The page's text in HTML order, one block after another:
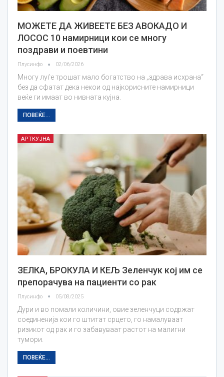
МОЖЕТЕ ДА ЖИВЕЕТЕ БЕЗ АВОКАДО И
ЛОСОС 10 намирници кои се многу
поздрави и поевтини
Плусинфо 02/06/2026
Многу луѓе трошат мало богатство на „здрава исхрана“
без да сфатат дека некои од најкорисните намирници
веќе ги имаат во нивната кујна.
ПОВЕЌЕ...
АРТКУЈНА
ЗЕЛКА, БРОКУЛА И КЕЉ Зеленчук кој им се
препорачува на пациенти со рак
Плусинфо 05/08/2025
Дури и во помали количини, овие зеленчуци содржат
соединенија кои го штитат срцето, го намалуваат
ризикот од рак и го забавуваат растот на малигни
тумори.
ПОВЕЌЕ...